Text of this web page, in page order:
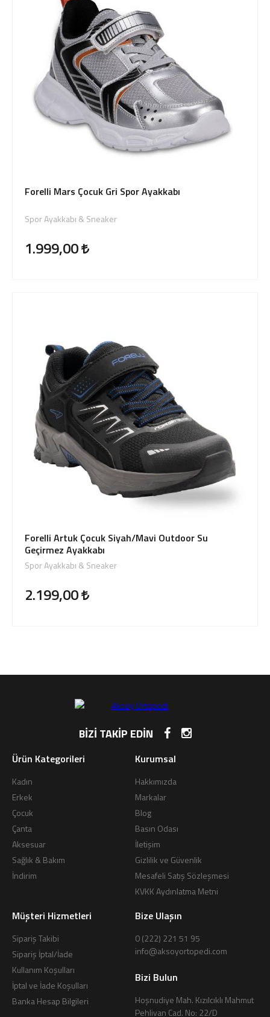
Forelli Mars Çocuk Gri Spor Ayakkabı
Spor Ayakkabı & Sneaker
1.999,00
Forelli Artuk Çocuk Siyah/Mavi Outdoor Su
Geçirmez Ayakkabı
Spor Ayakkabı & Sneaker
2.199,00
BİZİ TAKİP EDİN
Ürün Kategorileri
Kadın
Erkek
Çocuk
Çanta
Aksesuar
Sağlık & Bakım
İndirim
Kurumsal
Hakkımızda
Markalar
Blog
Basın Odası
İletişim
Gizlilik ve Güvenlik
Mesafeli Satış Sözleşmesi
KVKK Aydınlatma Metni
Müşteri Hizmetleri
Sipariş Takibi
Sipariş İptal/İade
Kullanım Koşulları
İptal ve İade Koşulları
Banka Hesap Bilgileri
Bize Ulaşın
0 (222) 221 51 95
info@aksoyortopedi.com
Bizi Bulun
Hoşnudiye Mah. Kızılcıklı Mahmut
Pehlivan Cad. No: 22/D